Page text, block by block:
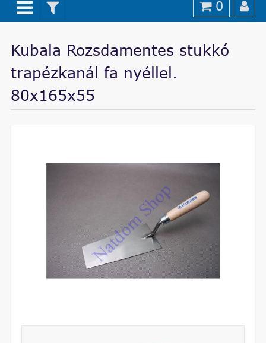
0
Kubala Rozsdamentes stukkó
trapézkanál fa nyéllel.
80x165x55